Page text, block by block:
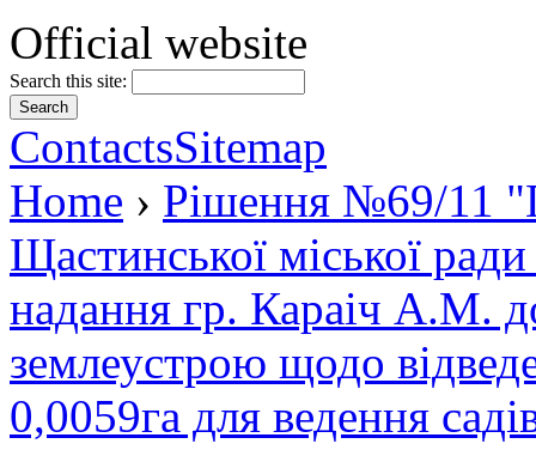
Official website
Search this site:
ContactsSitemap
Home › Рішення №69/11
Щастинської міської
надання гр. Караіч А.М.
землеустрою щодо
0,0059га для ведення